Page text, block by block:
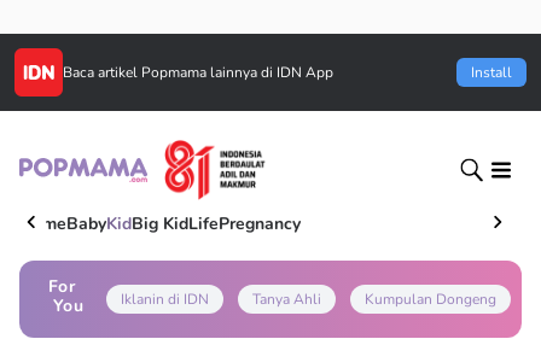
Baca artikel Popmama lainnya di IDN App Install
HomeBabyKidBig KidLifePregnancy
For
You
Iklanin di IDN Tanya Ahli Kumpulan Dongeng